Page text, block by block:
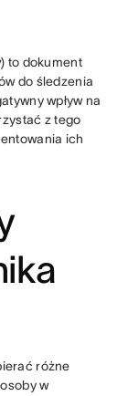
to dokument
do śledzenia
wpływ na
z tego
ich
różne
w